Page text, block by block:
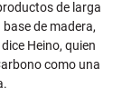
de larga
de madera,
Heino, quien
como una